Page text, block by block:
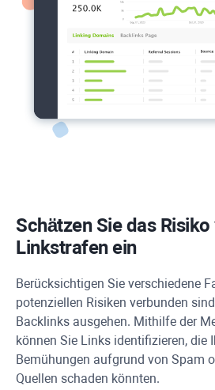
Schätzen Sie das Risiko
Linkstrafen ein
Berücksichtigen Sie verschiedene
potenziellen Risiken verbunden
Backlinks ausgehen. Mithilfe der
können Sie Links identifizieren, die
Bemühungen aufgrund von Spam
Quellen schaden könnten.